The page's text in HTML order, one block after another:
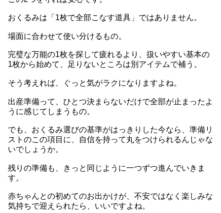
おくるみは「1枚で全部こなす道具」ではありません。
場面に合わせて使い分けるもの。
完璧な万能の1枚を探して疲れるより、扱いやすい基本の
1枚から始めて、足りないところは別アイテムで補う。
そう考えれば、ぐっと気がラクになりますよね。
出産準備って、ひとつ決まらないだけで全部が止まったよ
うに感じてしまうもの。
でも、おくるみ選びの基準がはっきりした今なら、準備リ
ストのこの項目に、自信を持って丸をつけられるんじゃな
いでしょうか。
残りの準備も、きっと同じように一つずつ進んでいきま
す。
赤ちゃんとの初めてのお出かけが、不安ではなく楽しみな
気持ちで迎えられたら、いいですよね。